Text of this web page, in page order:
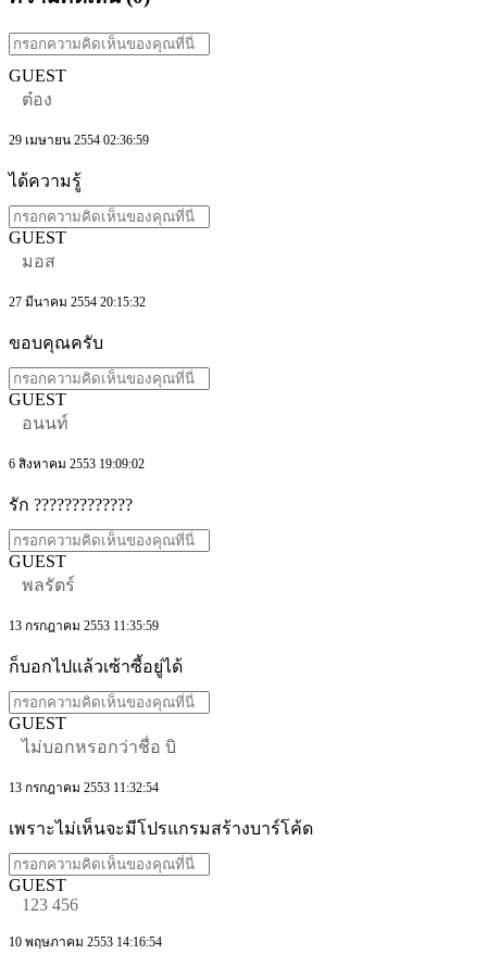
GUEST
ต๋อง
29 เมษายน 2554 02:36:59
ได้ความรู้
GUEST
มอส
27 มีนาคม 2554 20:15:32
ขอบคุณครับ
GUEST
อนนท์
6 สิงหาคม 2553 19:09:02
รัก ?????????????
GUEST
พลรัตร์
13 กรกฎาคม 2553 11:35:59
ก็บอกไปแล้วเซ้าซี้อยู่ได้
GUEST
ไม่บอกหรอกว่าชื่อ บิ
13 กรกฎาคม 2553 11:32:54
เพราะไม่เห็นจะมีโปรแกรมสร้างบาร์โค้ด
GUEST
123 456
10 พฤษภาคม 2553 14:16:54